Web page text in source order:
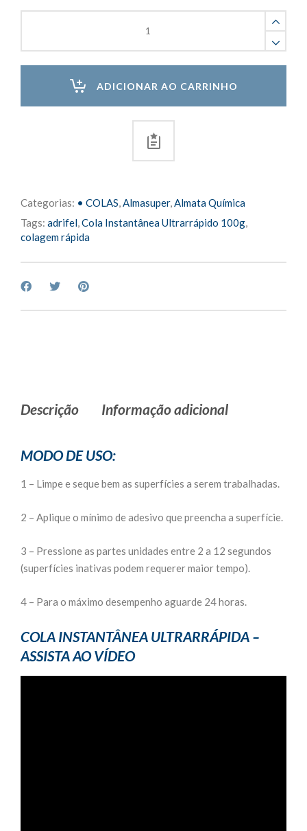
ADICIONAR AO CARRINHO
Categorias: • COLAS,Almasuper,Almata Química
Tags: adrifel,Cola Instantânea Ultrarrápido 100g,
colagem rápida
Descrição Informação adicional
MODO DE USO:
1 – Limpe e seque bem as superfícies a serem trabalhadas.
2 – Aplique o mínimo de adesivo que preencha a superfície.
3 – Pressione as partes unidades entre 2 a 12 segundos
(superfícies inativas podem requerer maior tempo).
4 – Para o máximo desempenho aguarde 24 horas.
COLA INSTANTÂNEA ULTRARRÁPIDA –
ASSISTA AO VÍDEO